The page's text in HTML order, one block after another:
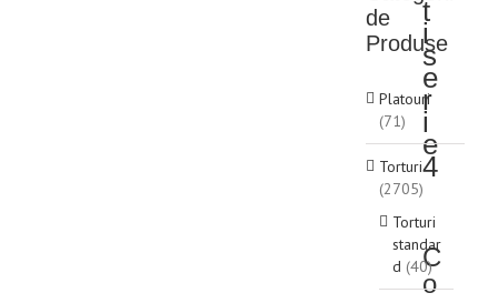
t
i
s
e
r
i
e
4
C
o
de
Produse
Platouri
(71)
Torturi
(2705)
Torturi
standar
d (40)